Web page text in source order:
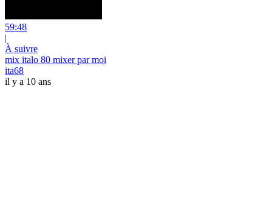
59:48
|
À suivre
mix italo 80 mixer par moi
ita68
il y a 10 ans